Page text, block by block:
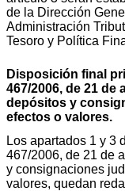
de la Dirección
Administración
Tesoro y Política
Disposición final
467/2006, de 21 de
depósitos y
efectos o valores.
Los apartados 1 y 3
467/2006, de 21 de
y consignaciones
valores, quedan